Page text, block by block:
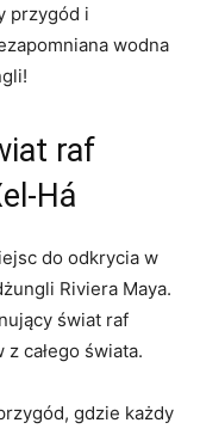
przygód i
wodna
raf
Há
do odkrycia ‌w
Riviera Maya.
‍świat raf
całego świata.
gdzie każdy